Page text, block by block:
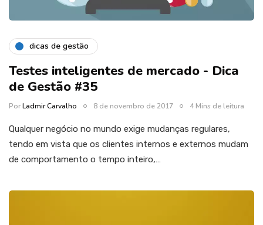
dicas de gestão
Testes inteligentes de mercado - Dica
de Gestão #35
PorLadmir Carvalho 8 de novembro de 2017 4 Mins de leitura
Qualquer negócio no mundo exige mudanças regulares,
tendo em vista que os clientes internos e externos mudam
de comportamento o tempo inteiro,…